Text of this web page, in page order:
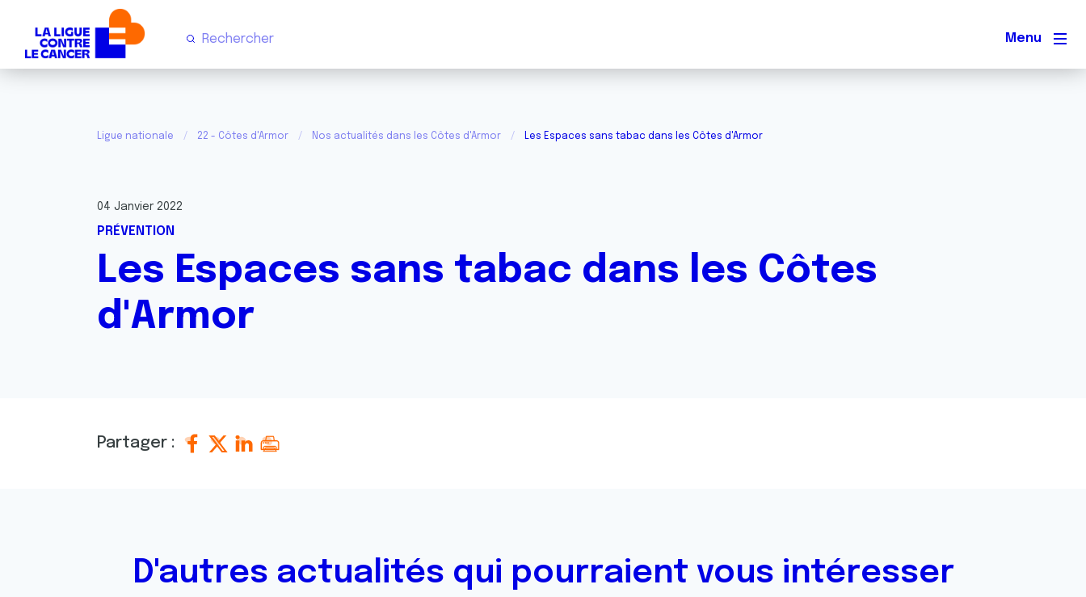
Menu
Ligue nationale 22 - Côtes d'Armor Nos actualités dans les Côtes d'Armor Les Espaces sans tabac dans les Côtes d'Armor
04 Janvier 2022
PRÉVENTION
Les Espaces sans tabac dans les Côtes
d'Armor
Partager :
D'autres actualités qui pourraient vous intéresser